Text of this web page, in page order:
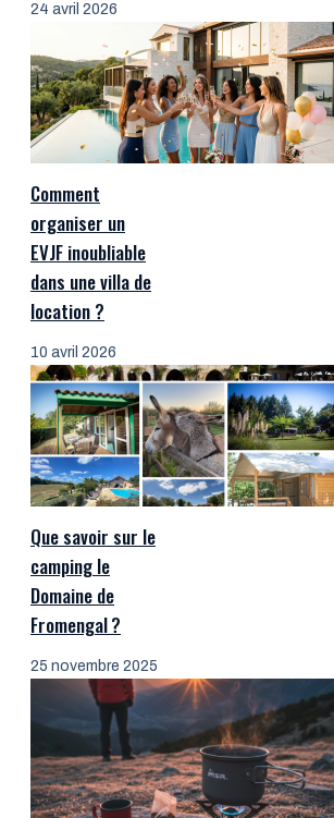
24 avril 2026
Comment
organiser un
EVJF inoubliable
dans une villa de
location ?
10 avril 2026
Que savoir sur le
camping le
Domaine de
Fromengal ?
25 novembre 2025